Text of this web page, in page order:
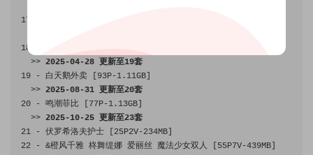
17
18
>> 2025-04-28 更新至19套
19
- 白天鹅外卖 [93P-1.11GB]
>> 2025-08-31 更新至20套
20
- 鸣潮菲比 [77P-1.13GB]
>> 2025-10-25 更新至23套
21
- 伏罗希洛夫护士 [25P2V-234MB]
22
- &橙风千雅 柊舞缇娜 爱丽丝 魔法少女双人 [55P7V-439MB]